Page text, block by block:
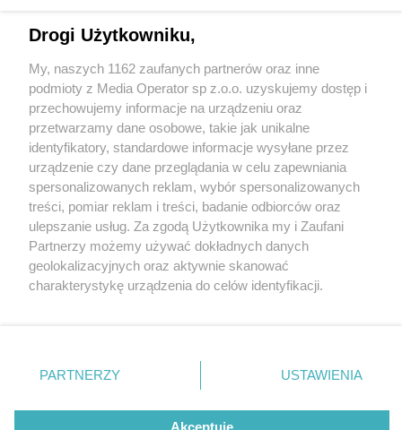
2 / 0
Wydawca mediów lokalnych
Nie zapomnij
zapoznać się z:
polityką prywatności regulamin korzystania z portali
Twojemiasto
Piekary Śląskie
Chorzów
Tarnowskie Góry
Gliwice
Skontakuj sięz nami
Kontakt
Wydawca
Redakcja
Drogi Użytkowniku,
My, naszych 1162 zaufanych partnerów oraz inne
podmioty z Media Operator sp z.o.o. uzyskujemy dostęp i
przechowujemy informacje na urządzeniu oraz
przetwarzamy dane osobowe, takie jak unikalne
identyfikatory, standardowe informacje wysyłane przez
urządzenie czy dane przeglądania w celu zapewniania
spersonalizowanych reklam, wybór spersonalizowanych
treści, pomiar reklam i treści, badanie odbiorców oraz
ulepszanie usług. Za zgodą Użytkownika my i Zaufani
Partnerzy możemy używać dokładnych danych
geolokalizacyjnych oraz aktywnie skanować
charakterystykę urządzenia do celów identyfikacji.
zmienić/wycofać klikając przycisk ustawień prywatności
znajdujący się w lewym dolnym rogu strony
rodzaje przetwarzania danych nie wymagają zgody
użytkownika, ale masz prawo sprzeciwić się takiemu
PARTNERZY USTAWIENIA
Akceptuję